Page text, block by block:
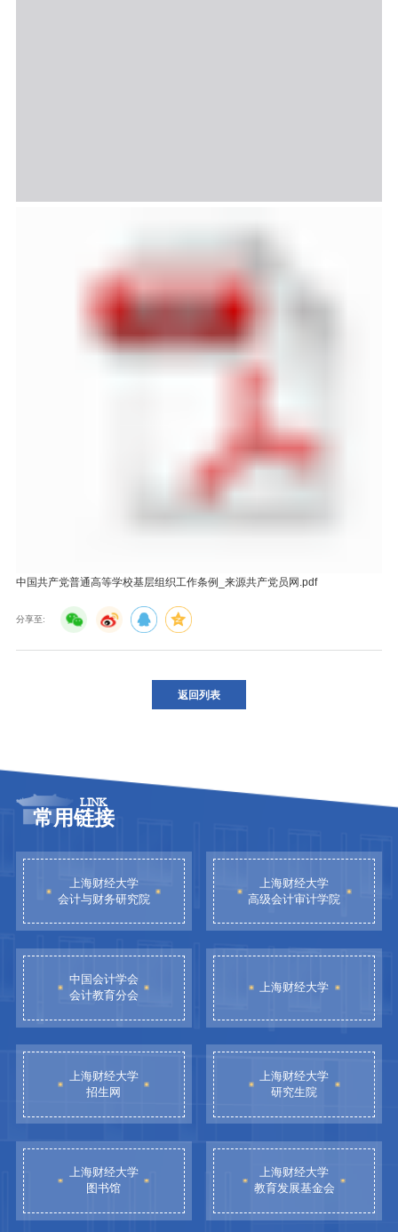
中国共产党普通高等学校基层组织工作条例_来源共产党员网.pdf
分享至:
返回列表
LINK
常用链接
上海财经大学
会计与财务研究院
上海财经大学
高级会计审计学院
中国会计学会
会计教育分会
上海财经大学
上海财经大学
招生网
上海财经大学
研究生院
上海财经大学
图书馆
上海财经大学
教育发展基金会